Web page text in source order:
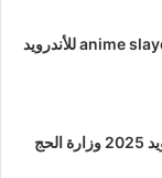
تحميل تطبيق انمي سلاير anime slayer للأندرويد
تحميل تطبيق اعتمرنا للاندرويد 2025 وزارة الحج